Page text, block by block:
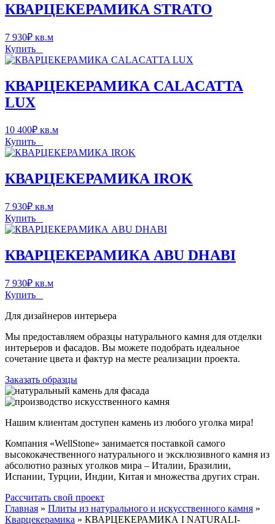
КВАРЦЕКЕРАМИКА STRATO
7 930₽ кв.м
Купить
КВАРЦЕКЕРАМИКА CALACATTA
LUX
10 400₽ кв.м
Купить
КВАРЦЕКЕРАМИКА IROK
7 930₽ кв.м
Купить
КВАРЦЕКЕРАМИКА ABU DHABI
7 930₽ кв.м
Купить
Для дизайнеров интерьера
Мы предоставляем образцы натурального камня для отделки
интерьеров и фасадов. Вы можете подобрать идеальное
сочетание цвета и фактур на месте реализации проекта.
Заказать образцы
Нашим клиентам доступен камень из любого уголка мира!
Компания «WellStone» занимается поставкой самого
высококачественного натурального и эксклюзивного камня из
абсолютно разных уголков мира – Италии, Бразилии,
Испании, Турции, Индии, Китая и множества других стран.
Рассчитать свой проект
Главная » Плиты из натурального и искусственного камня »
Кварцекерамика » КВАРЦЕКЕРАМИКА I NATURALI-